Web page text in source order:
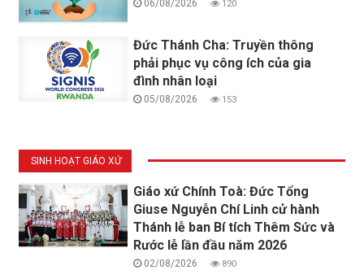
06/08/2026 120
Đức Thánh Cha: Truyền thông
phải phục vụ công ích của gia
đình nhân loại
05/08/2026 153
SINH HOẠT GIÁO XỨ
Giáo xứ Chính Toà: Đức Tổng
Giuse Nguyễn Chí Linh cử hành
Thánh lễ ban Bí tích Thêm Sức và
Rước lễ lần đầu năm 2026
02/08/2026 890